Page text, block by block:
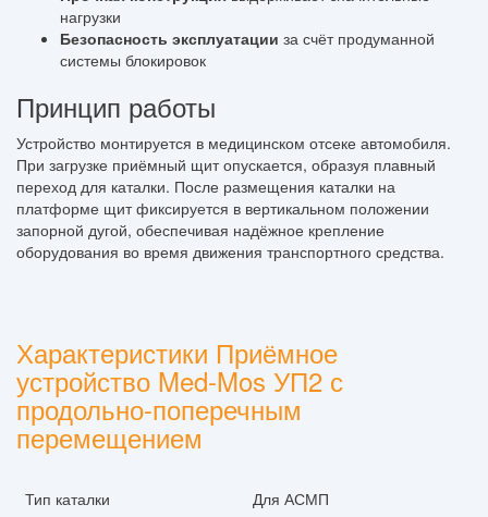
нагрузки
Безопасность эксплуатации за счёт продуманной
системы блокировок
Принцип работы
Устройство монтируется в медицинском отсеке автомобиля.
При загрузке приёмный щит опускается, образуя плавный
переход для каталки. После размещения каталки на
платформе щит фиксируется в вертикальном положении
запорной дугой, обеспечивая надёжное крепление
оборудования во время движения транспортного средства.
Характеристики Приёмное
устройство Med-Mos УП2 с
продольно-поперечным
перемещением
Тип каталки
Для АСМП